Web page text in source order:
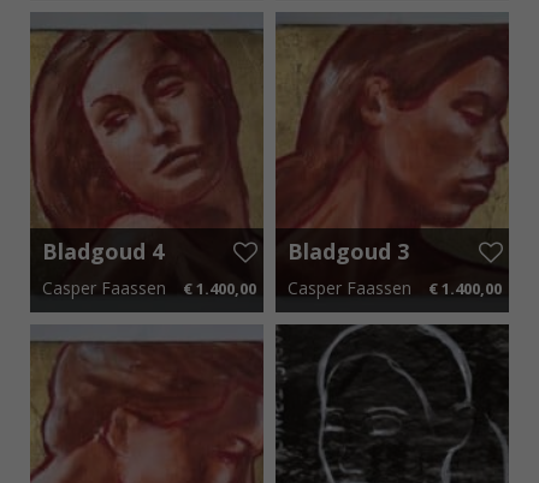
70 cm x 150 cm € 69,30 p.m. € 52,50 p.m.
Bladgoud 4
Casper Faassen € 1.400,00
30 cm x 30 cm € 21,00 p.m.
Bladgoud 3
Casper Faassen € 1.400,00
30 cm x 30 cm € 21,00 p.m.